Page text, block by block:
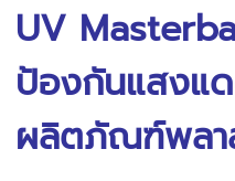
UV
ป้องกันแสงแ
ผลิตภัณฑ์พล